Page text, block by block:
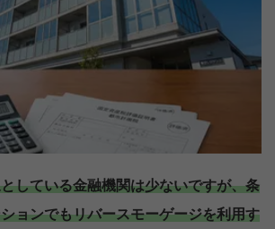
している金融機関は少ないですが、条
ョンでもリバースモーゲージを利用す